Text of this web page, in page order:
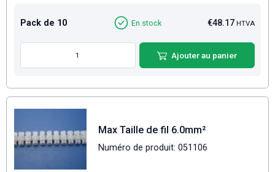
Pack de 10 €48.17 HTVA
En stock
Ajouter au panier
Max Taille de fil 6.0mm²
Numéro de produit: 051106